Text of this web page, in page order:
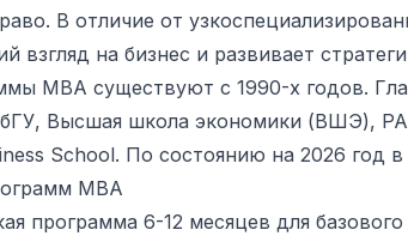
В отличие от
взгляд на бизнес и развивает
MBA существуют с 1990-х годов.
Высшая школа экономики (ВШЭ),
School. По состоянию на 2026 год
MBA
программа 6-12 месяцев для